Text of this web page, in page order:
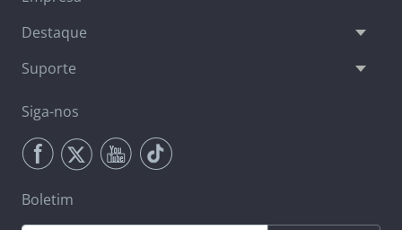
Destaque
Suporte
Siga-nos
Boletim